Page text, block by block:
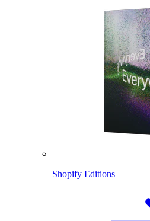
Shopify Editions